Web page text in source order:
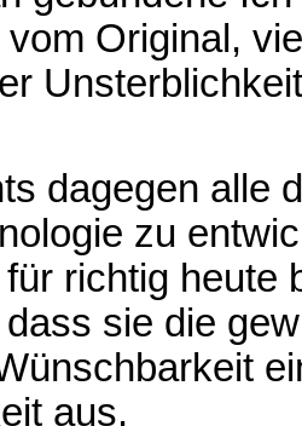
Original,
dagegen alle
zu
richtig heute
sie die
aus.